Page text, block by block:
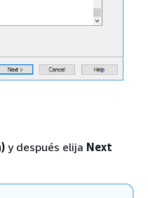
y después elija Next